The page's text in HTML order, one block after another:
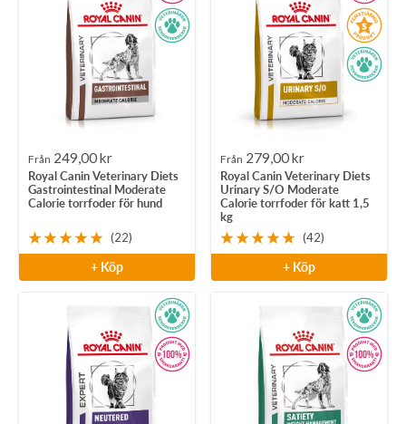
Rea-
pris
Från 249,00 kr
Royal Canin Veterinary Diets
Gastrointestinal Moderate
Calorie torrfoder för hund
(22)
+ Köp
Rea-
pris
Från 279,00 kr
Royal Canin Veterinary Diets
Urinary S/O Moderate
Calorie torrfoder för katt 1,5
kg
(42)
+ Köp